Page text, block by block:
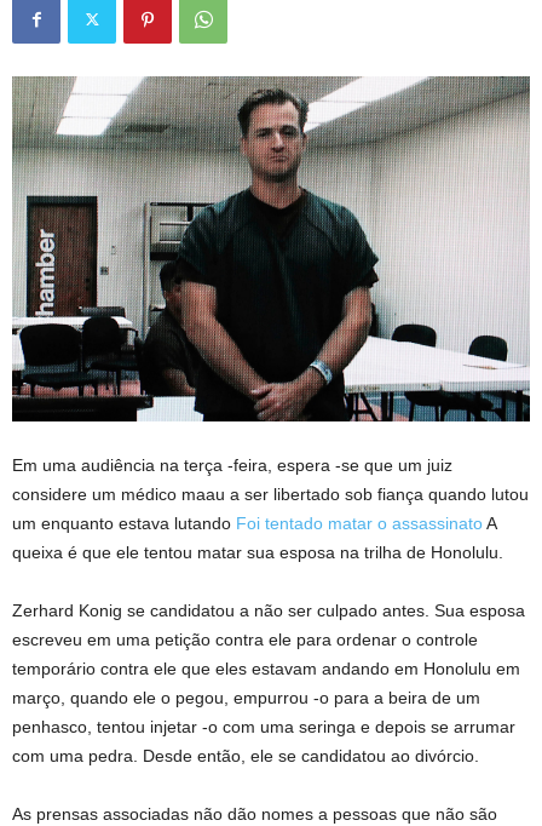
Em uma audiência na terça -feira, espera -se que um juiz
considere um médico maau a ser libertado sob fiança quando lutou
um enquanto estava lutando Foi tentado matar o assassinatoA
queixa é que ele tentou matar sua esposa na trilha de Honolulu.
Zerhard Konig se candidatou a não ser culpado antes. Sua esposa
escreveu em uma petição contra ele para ordenar o controle
temporário contra ele que eles estavam andando em Honolulu em
março, quando ele o pegou, empurrou -o para a beira de um
penhasco, tentou injetar -o com uma seringa e depois se arrumar
com uma pedra. Desde então, ele se candidatou ao divórcio.
As prensas associadas não dão nomes a pessoas que não são